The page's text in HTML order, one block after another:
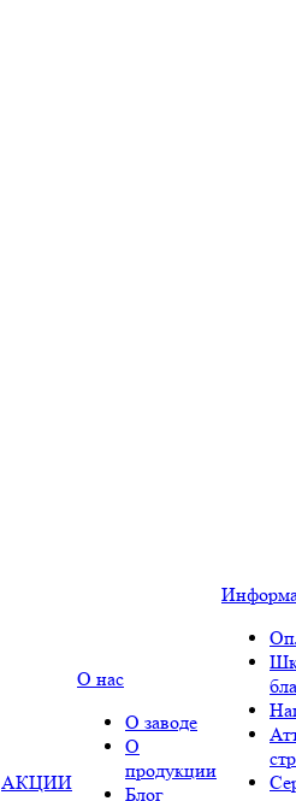
АКЦИИ
О нас
О заводе
О
продукции
Блог